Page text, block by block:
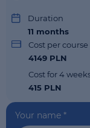
Your name *
Duration
11 months
Cost per course
4149 PLN
Cost for 4
415 PLN